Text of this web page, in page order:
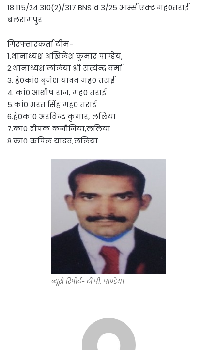
18 115/24 310(2)/317 BNS व 3/25 आर्म्स एक्ट मह0तराई
बलरामपुर
गिरफ्तारकर्ता टीम-
1.थानाध्यक्ष अखिलेश कुमार पाण्डेय,
2.थानाध्यक्ष ललिया श्री सत्येन्द्र वर्मा
3. हे0कां0 बृजेश यादव मह0 तराई
4. कां0 आशीष राज, मह0 तराई
5.कां0 भरत सिंह मह0 तराई
6.हे0कां0 अरविन्द कुमार, ललिया
7.कां0 दीपक कनौजिया,ललिया
8.कां0 कपिल यादव,ललिया
ब्यूरो रिपोर्ट- टी.पी. पाण्डेय।